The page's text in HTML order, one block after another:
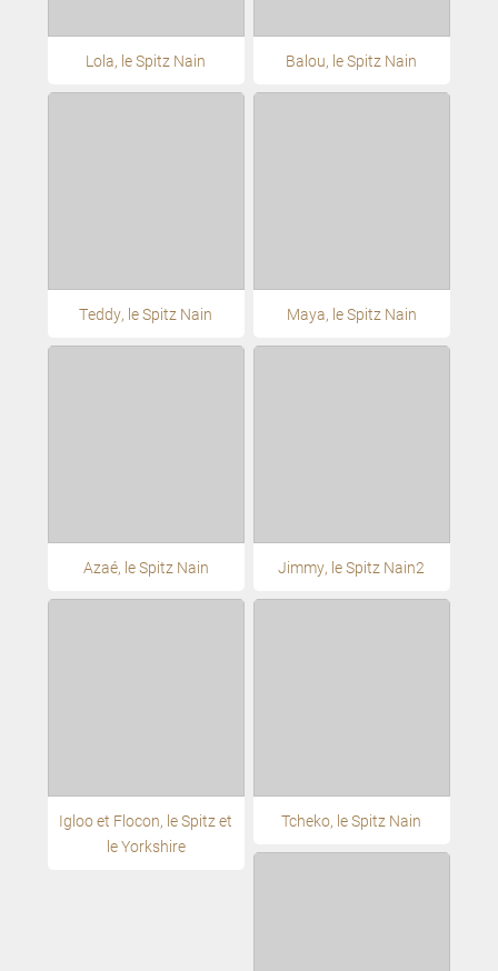
Lola, le Spitz Nain Balou, le Spitz Nain
Teddy, le Spitz Nain Maya, le Spitz Nain
Azaé, le Spitz Nain Jimmy, le Spitz Nain2
Igloo et Flocon, le Spitz et
le Yorkshire
Tcheko, le Spitz Nain